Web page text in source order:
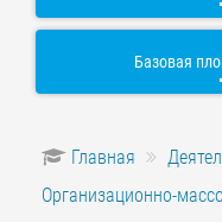
Базовая
Главная
Организационно-